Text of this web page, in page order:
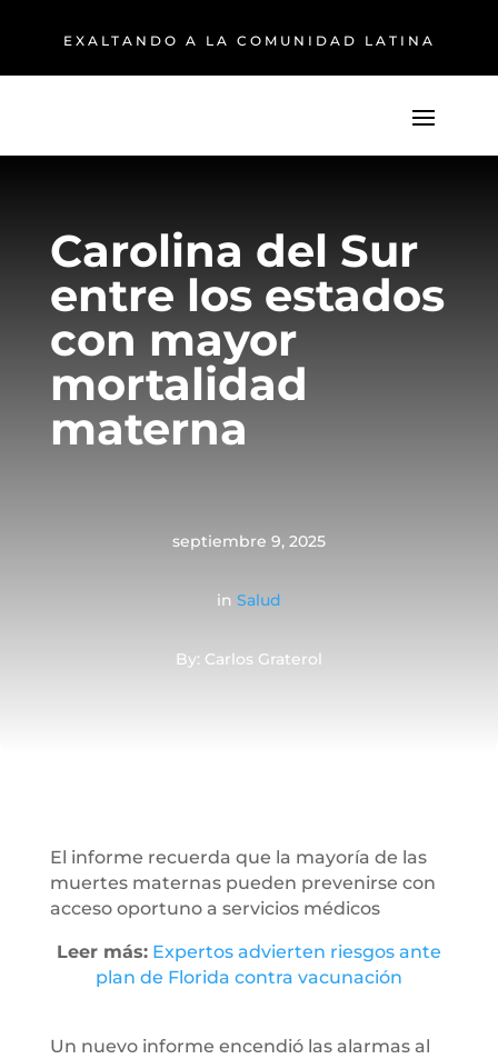
EXALTANDO A LA COMUNIDAD LATINA
Carolina del Sur
entre los estados
con mayor
mortalidad
materna
septiembre 9, 2025
in Salud
By: Carlos Graterol
El informe recuerda que la mayoría de las
muertes maternas pueden prevenirse con
acceso oportuno a servicios médicos
Leer más: Expertos advierten riesgos ante
plan de Florida contra vacunación
Un nuevo informe encendió las alarmas al